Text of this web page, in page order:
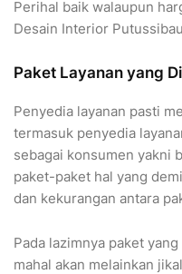
Perihal baik walaupun
Desain Interior
Paket Layanan yang
Penyedia layanan pasti
termasuk penyedia
sebagai konsumen yakni
paket-paket hal yang
dan kekurangan antara
Pada lazimnya paket
mahal akan melainkan